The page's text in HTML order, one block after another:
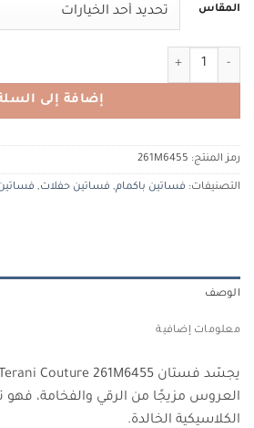
المقاس
إضافة إلى
رمز المنتج: 261M6455
التصنيفات: فساتين باكمام, فساتين حفلات,
الوصف
معلومات إضافية
العروس مزيجًا من الرقي والفخامة، فهو
الكلاسيكية الخالدة.